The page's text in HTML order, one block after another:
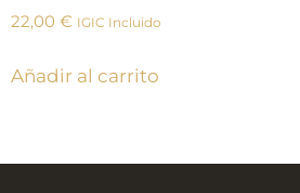
22,00 € IGIC Incluido
Añadir al carrito